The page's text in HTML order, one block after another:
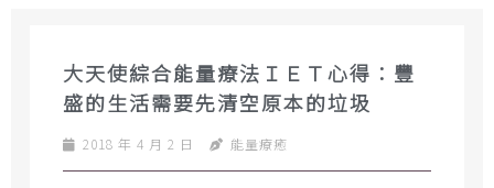
大天使綜合能量療法ＩＥＴ心得：豐
盛的生活需要先清空原本的垃圾
2018 年 4 月 2 日 能量療癒